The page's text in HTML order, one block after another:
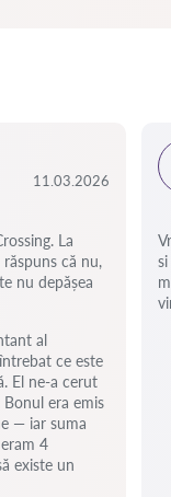
11.03.2026
La
că nu,
nu depășea
al
ce este
El ne-a cerut
era emis
— iar suma
4
existe un